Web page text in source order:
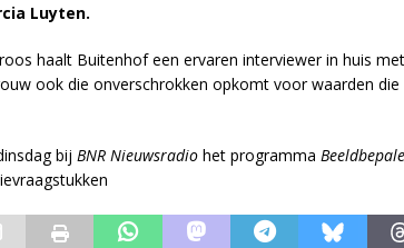
Luyten.
haalt Buitenhof een ervaren interviewer in huis met
ook die onverschrokken opkomt voor waarden die
bij BNR Nieuwsradio het programma